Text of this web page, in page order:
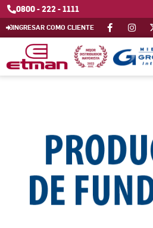
0800 - 222 - 1111
INGRESAR COMO CLIENTE